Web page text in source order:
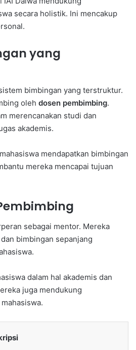
secara holistik. Ini mencakup
yang
bimbingan yang terstruktur.
oleh dosen pembimbing.
merencanakan studi dan
akademis.
mendapatkan bimbingan
mereka mencapai tujuan
sebagai mentor. Mereka
bimbingan sepanjang
dalam hal akademis dan
juga mendukung